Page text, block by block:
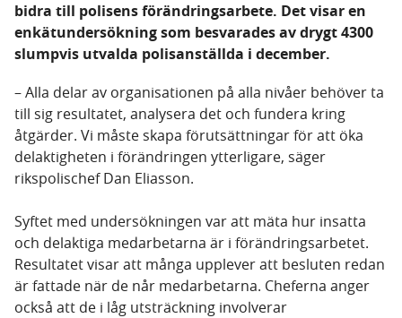
bidra till polisens förändringsarbete. Det visar en
enkätundersökning som besvarades av drygt 4300
slumpvis utvalda polisanställda i december.
– Alla delar av organisationen på alla nivåer behöver ta
till sig resultatet, analysera det och fundera kring
åtgärder. Vi måste skapa förutsättningar för att öka
delaktigheten i förändringen ytterligare, säger
rikspolischef Dan Eliasson.
Syftet med undersökningen var att mäta hur insatta
och delaktiga medarbetarna är i förändringsarbetet.
Resultatet visar att många upplever att besluten redan
är fattade när de når medarbetarna. Cheferna anger
också att de i låg utsträckning involverar